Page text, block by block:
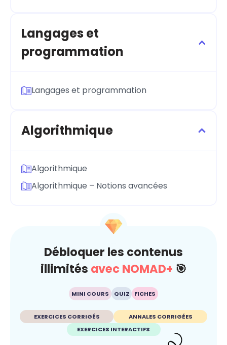
Langages et
programmation
Langages et programmation
Algorithmique
Algorithmique
Algorithmique – Notions avancées
Débloquer les contenus
illimités avec NOMAD+ 🎯
MINI COURS QUIZ FICHES
EXERCICES CORRIGÉS
ANNALES CORRIGÉES
EXERCICES INTERACTIFS